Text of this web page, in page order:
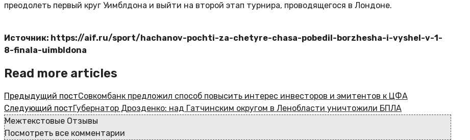
преодолеть первый круг Уимблдона и выйти на второй этап турнира, проводящегося в Лондоне.
Источник: https://aif.ru/sport/hachanov-pochti-za-chetyre-chasa-pobedil-borzhesha-i-vyshel-v-1-
8-finala-uimbldona
Read more articles
Предыдущий постCовкомбанк предложил способ повысить интерес инвесторов и эмитентов к ЦФА
Следующий постГубернатор Дрозденко: над Гатчинским округом в Ленобласти уничтожили БПЛА
Межтекстовые Отзывы
Посмотреть все комментарии